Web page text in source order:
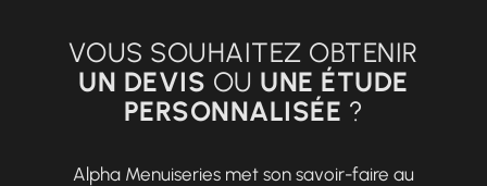
VOUS SOUHAITEZ OBTENIR
UN DEVIS OU UNE ÉTUDE
PERSONNALISÉE ?
Alpha Menuiseries met son savoir-faire au